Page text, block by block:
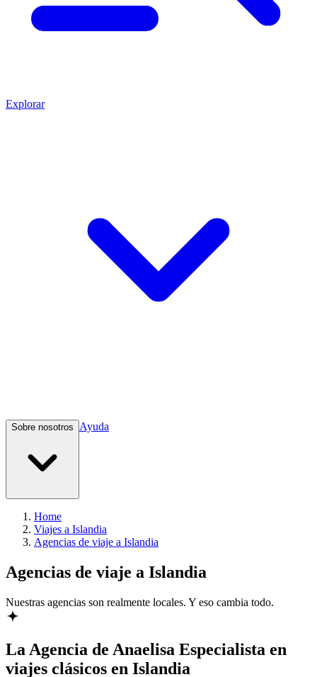
Explorar
Sobre nosotros Ayuda
Home
Viajes a Islandia
Agencias de viaje a Islandia
Agencias de viaje a Islandia
Nuestras agencias son realmente locales. Y eso cambia todo.
La Agencia de Anaelisa Especialista en
viajes clásicos en Islandia